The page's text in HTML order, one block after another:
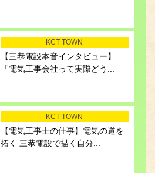
KCT TOWN
【三恭電設本音インタビュー】
「電気工事会社って実際どう...
KCT TOWN
【電気工事士の仕事】電気の道を
拓く 三恭電設で描く自分...